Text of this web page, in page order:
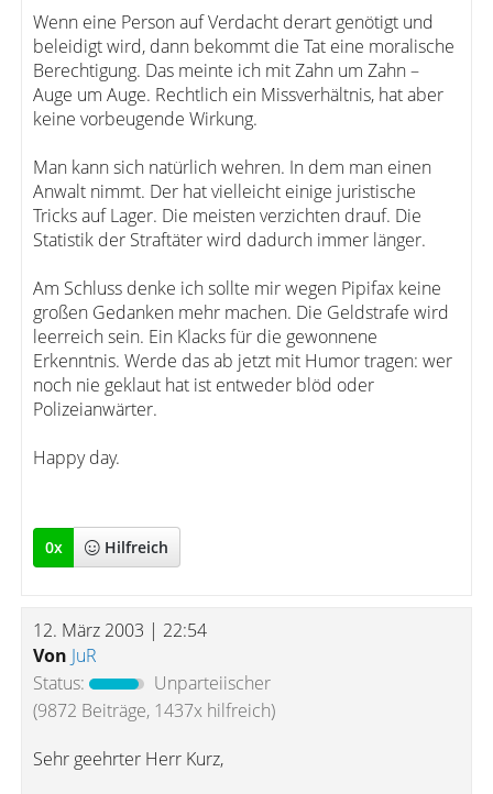
Wenn eine Person auf Verdacht derart genötigt und
beleidigt wird, dann bekommt die Tat eine moralische
Berechtigung. Das meinte ich mit Zahn um Zahn –
Auge um Auge. Rechtlich ein Missverhältnis, hat aber
keine vorbeugende Wirkung.
Man kann sich natürlich wehren. In dem man einen
Anwalt nimmt. Der hat vielleicht einige juristische
Tricks auf Lager. Die meisten verzichten drauf. Die
Statistik der Straftäter wird dadurch immer länger.
Am Schluss denke ich sollte mir wegen Pipifax keine
großen Gedanken mehr machen. Die Geldstrafe wird
leerreich sein. Ein Klacks für die gewonnene
Erkenntnis. Werde das ab jetzt mit Humor tragen: wer
noch nie geklaut hat ist entweder blöd oder
Polizeianwärter.
Happy day.
0x Hilfreich
12. März 2003 | 22:54
Von JuR
Status:
Unparteiischer
(9872 Beiträge, 1437x hilfreich)
Sehr geehrter Herr Kurz,